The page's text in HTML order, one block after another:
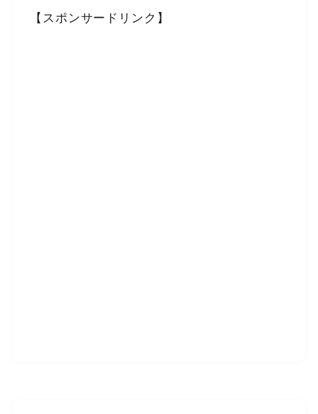
【スポンサードリンク】